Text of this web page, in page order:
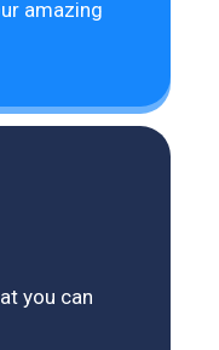
amazing
you can